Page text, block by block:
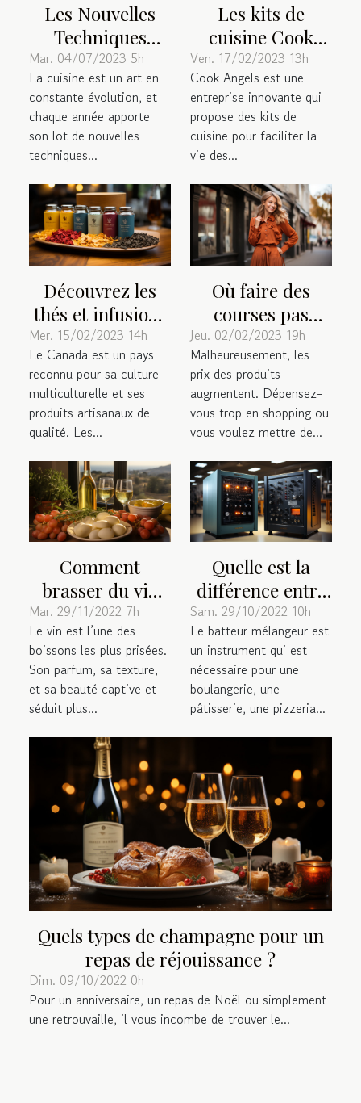
Les Nouvelles
Techniques
Culinaires à
Adopter pour
Surprendre vos
Invités
Mar. 04/07/2023 5h
La cuisine est un art en
constante évolution, et
chaque année apporte
son lot de nouvelles
techniques...
Les kits de
cuisine Cook
Angels : une
innovation food-
tech qui facilite
la vie
Ven. 17/02/2023 13h
Cook Angels est une
entreprise innovante qui
propose des kits de
cuisine pour faciliter la
vie des...
Découvrez les
thés et infusions
canadiens : des
saveurs uniques
et authentiques
Mer. 15/02/2023 14h
Le Canada est un pays
reconnu pour sa culture
multiculturelle et ses
produits artisanaux de
qualité. Les...
Où faire des
courses pas
chères ?
Jeu. 02/02/2023 19h
Malheureusement, les
prix des produits
augmentent. Dépensez-
vous trop en shopping ou
vous voulez mettre de...
Comment
brasser du vin
blanc à
domicile ?
Mar. 29/11/2022 7h
Le vin est l’une des
boissons les plus prisées.
Son parfum, sa texture,
et sa beauté captive et
séduit plus...
Quelle est la
différence entre
un batteur
mélangeur
monophasé ou
triphasé ?
Sam. 29/10/2022 10h
Le batteur mélangeur est
un instrument qui est
nécessaire pour une
boulangerie, une
pâtisserie, une pizzeria...
Quels types de champagne pour un
repas de réjouissance ?
Dim. 09/10/2022 0h
Pour un anniversaire, un repas de Noël ou simplement
une retrouvaille, il vous incombe de trouver le...